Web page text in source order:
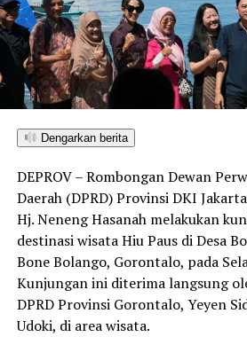
Dengarkan berita
DEPROV – Rombongan Dewan
Daerah (DPRD) Provinsi DKI
Hj. Neneng Hasanah melakukan
destinasi wisata Hiu Paus di Desa
Bone Bolango, Gorontalo, pada
Kunjungan ini diterima langsung
DPRD Provinsi Gorontalo, Yeyen
Udoki, di area wisata.